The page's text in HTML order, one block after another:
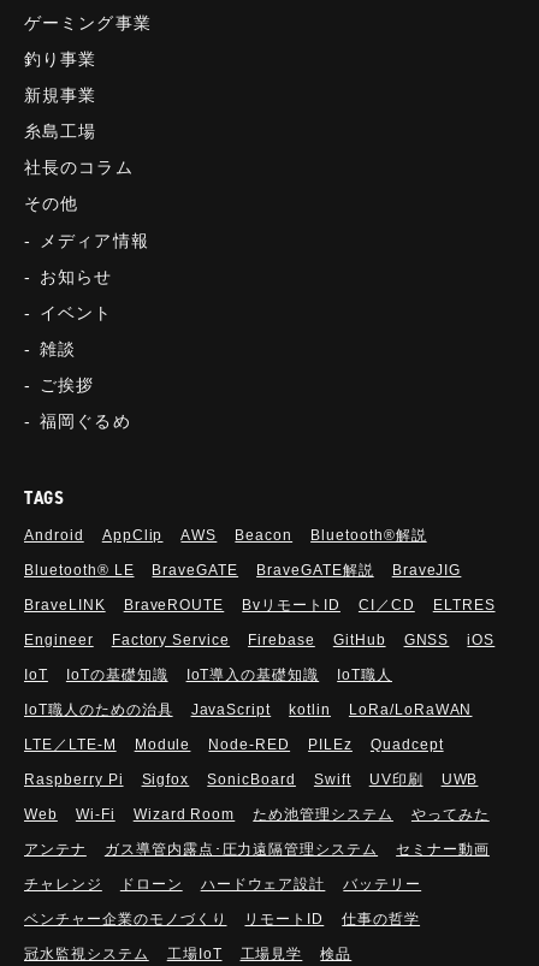
ゲーミング事業
釣り事業
新規事業
糸島工場
社長のコラム
その他
メディア情報
お知らせ
イベント
雑談
ご挨拶
福岡ぐるめ
TAGS
Android AppClip AWS Beacon Bluetooth®解説
Bluetooth®︎ LE BraveGATE BraveGATE解説 BraveJIG
BraveLINK BraveROUTE BvリモートID CI／CD ELTRES
Engineer Factory Service Firebase GitHub GNSS iOS
IoT IoTの基礎知識 IoT導入の基礎知識 IoT職人
IoT職人のための治具 JavaScript kotlin LoRa/LoRaWAN
LTE／LTE-M Module Node-RED PILEz Quadcept
Raspberry Pi Sigfox SonicBoard Swift UV印刷 UWB
Web Wi-Fi Wizard Room ため池管理システム やってみた
アンテナ ガス導管内露点･圧力遠隔管理システム セミナー動画
チャレンジ ドローン ハードウェア設計 バッテリー
ベンチャー企業のモノづくり リモートID 仕事の哲学
冠水監視システム 工場IoT 工場見学 検品